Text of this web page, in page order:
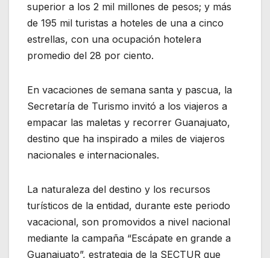
superior a los 2 mil millones de pesos; y más
de 195 mil turistas a hoteles de una a cinco
estrellas, con una ocupación hotelera
promedio del 28 por ciento.
En vacaciones de semana santa y pascua, la
Secretaría de Turismo invitó a los viajeros a
empacar las maletas y recorrer Guanajuato,
destino que ha inspirado a miles de viajeros
nacionales e internacionales.
La naturaleza del destino y los recursos
turísticos de la entidad, durante este periodo
vacacional, son promovidos a nivel nacional
mediante la campaña “Escápate en grande a
Guanajuato”, estrategia de la SECTUR que